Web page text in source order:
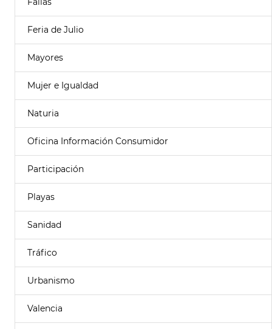
Feria de Julio
Mayores
Mujer e Igualdad
Naturia
Oficina Información Consumidor
Participación
Playas
Sanidad
Tráfico
Urbanismo
Valencia